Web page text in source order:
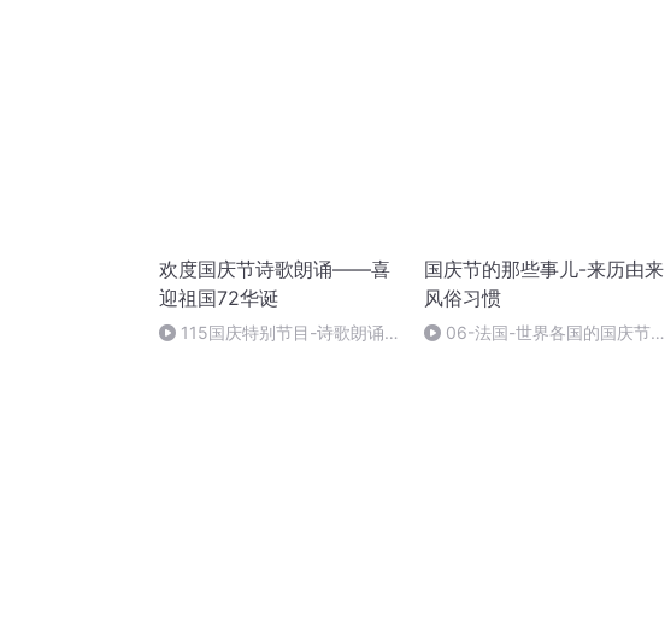
欢度国庆节诗歌朗诵——喜
迎祖国72华诞
115国庆特别节目-诗歌朗诵-
国庆节的那些事儿-来历由来
风俗习惯
06-法国-世界各国的国庆节-